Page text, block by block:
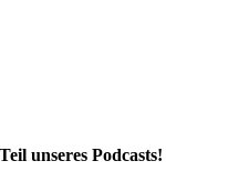
unseres Podcasts!